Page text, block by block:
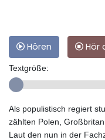
Hören Hör
Textgröße:
Als populistisch regiert
zählten Polen,
Laut den nun in der